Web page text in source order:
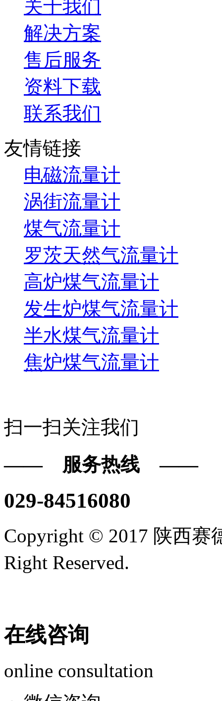
关于我们
解决方案
售后服务
资料下载
联系我们
友情链接
电磁流量计
涡街流量计
煤气流量计
罗茨天然气流量计
高炉煤气流量计
发生炉煤气流量计
半水煤气流量计
焦炉煤气流量计
扫一扫关注我们
—— 服务热线 ——
029-84516080
Copyright © 2017 陕西
Right Reserved.
在线咨询
online consultation